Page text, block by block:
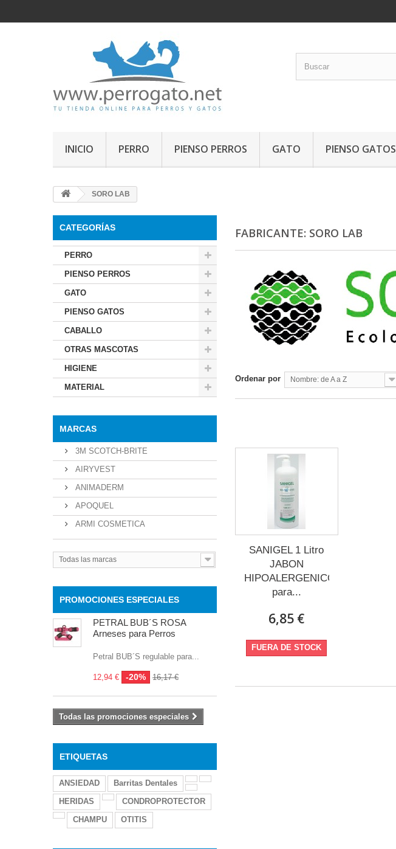
INICIO PERRO PIENSO PERROS GATO PIENSO GATOS
SORO LAB
CATEGORÍAS
PERRO
PIENSO PERROS
GATO
PIENSO GATOS
CABALLO
OTRAS MASCOTAS
HIGIENE
MATERIAL
MARCAS
3M SCOTCH-BRITE
AIRYVEST
ANIMADERM
APOQUEL
ARMI COSMETICA
Todas las marcas
PROMOCIONES ESPECIALES
PETRAL BUB´S ROSA
Arneses para Perros
Petral BUB´S regulable para...
12,94 € -20% 16,17 €
Todas las promociones especiales
ETIQUETAS
ANSIEDAD
Barritas Dentales
HERIDAS
CONDROPROTECTOR
CHAMPU
OTITIS
FABRICANTE: SORO LAB
Ordenar por Nombre: de A a Z
SANIGEL 1 Litro
JABON
HIPOALERGENICO
para...
6,85 €
FUERA DE STOCK